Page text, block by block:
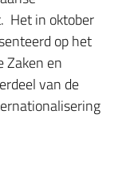
Het in oktober
op het
Zaken en
van de